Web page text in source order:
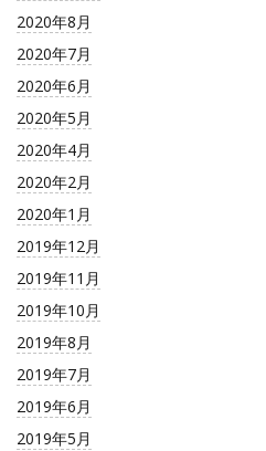
2020年8月
2020年7月
2020年6月
2020年5月
2020年4月
2020年2月
2020年1月
2019年12月
2019年11月
2019年10月
2019年8月
2019年7月
2019年6月
2019年5月